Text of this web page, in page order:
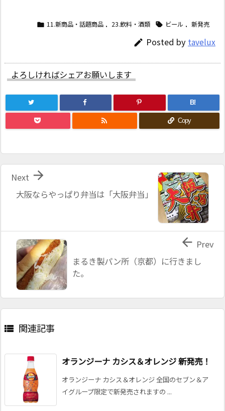
 11.新商品・話題商品 , 23.飲料・酒類  ビール , 新発売
 Posted by tavelux
よろしければシェアお願いします
B!
 Copy
大阪ならやっぱり弁当は「大阪弁当」

Next
まるき製パン所（京都）に行きまし
た。
 Prev
 関連記事
オランジーナ カシス＆オレンジ 新発売！
オランジーナ カシス＆オレンジ 全国のセブン＆ア
イグループ限定で新発売されますの ...